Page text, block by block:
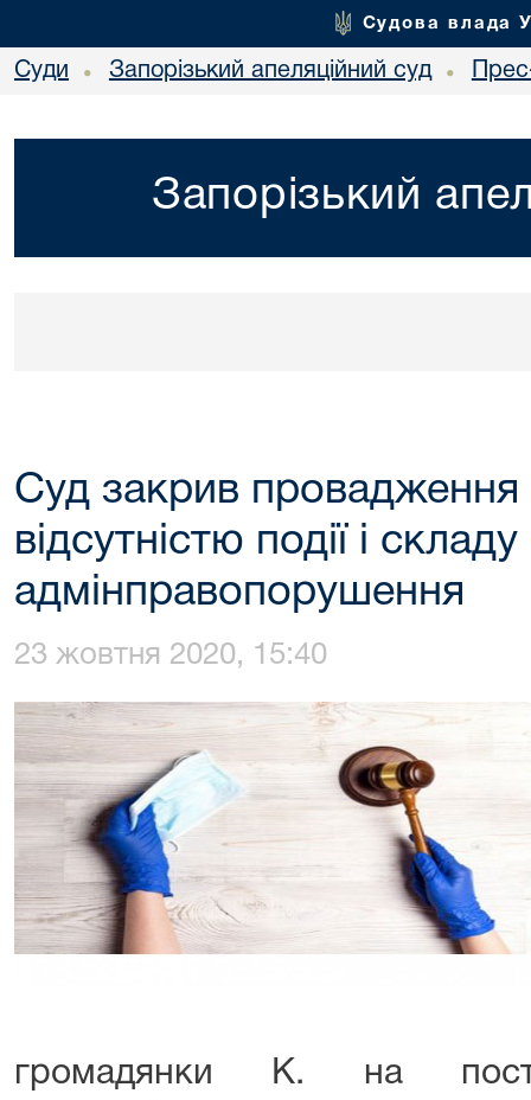
Судова влада
Суди • Запорізький апеляційний суд •
Запорізький
Суд закрив провадження
відсутністю події і складу
адмінправопорушення
23 жовтня 2020, 15:40
громадянки К. на